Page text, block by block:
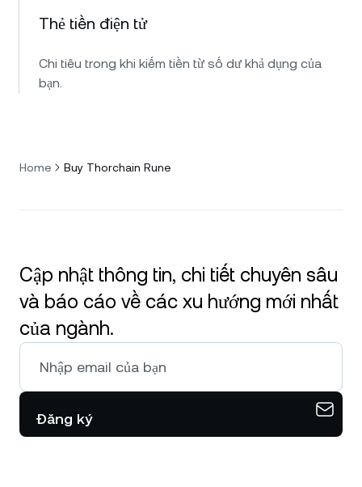
Thẻ tiền điện tử
Chi tiêu trong khi kiếm tiền từ số dư khả dụng của
bạn.
Home Buy Thorchain Rune
Cập nhật thông tin, chi tiết chuyên sâu
và báo cáo về các xu hướng mới nhất
của ngành.
Đăng ký